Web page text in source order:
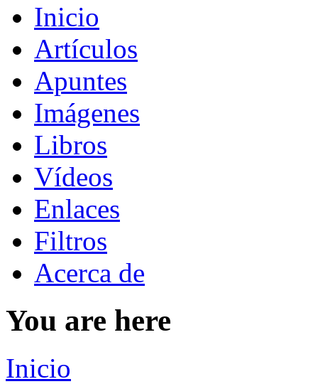
Inicio
Artículos
Apuntes
Imágenes
Libros
Vídeos
Enlaces
Filtros
Acerca de
You are here
Inicio